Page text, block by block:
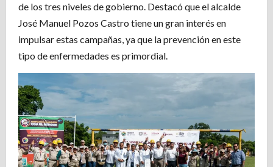
de los tres niveles de gobierno. Destacó que el alcalde
José Manuel Pozos Castro tiene un gran interés en
impulsar estas campañas, ya que la prevención en este
tipo de enfermedades es primordial.